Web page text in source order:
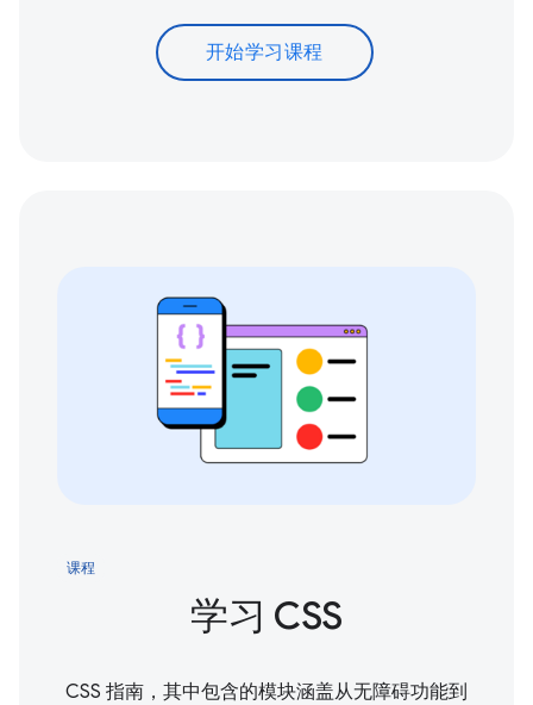
开始学习课程
课程
学习 CSS
CSS 指南，其中包含的模块涵盖从无障碍功能到